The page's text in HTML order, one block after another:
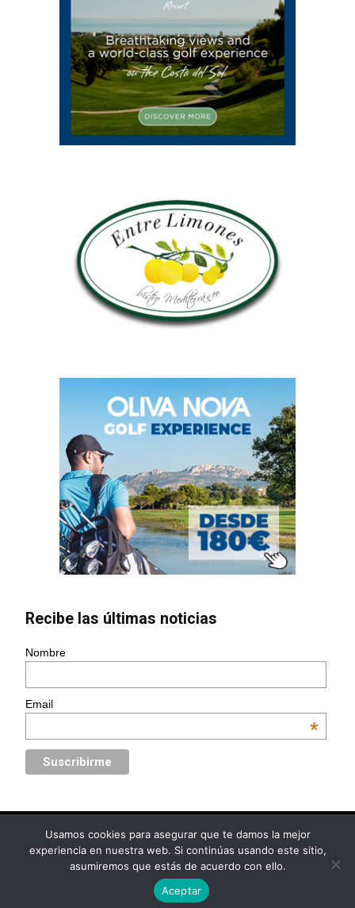
Recibe las últimas noticias
Nombre
Email
*
© Golf Circus | Diseño webwww.Ebooz.com
Política de Privacidad Aviso Legal Política de Cookies
Usamos cookies para asegurar que te damos la mejor
experiencia en nuestra web. Si continúas usando este sitio,
asumiremos que estás de acuerdo con ello.
Aceptar